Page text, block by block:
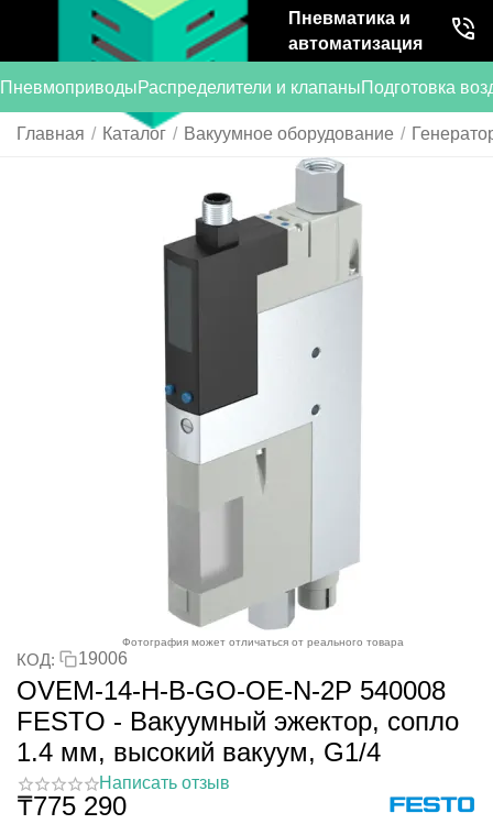
Пневматика и
автоматизация
ПневмоприводыРаспределители и клапаныПодготовка
Главная / Каталог / Вакуумное оборудование /
Фотография может отличаться от реального товара
КОД: 19006
OVEM-14-H-B-GO-OE-N-2P 540008
FESTO - Вакуумный эжектор, сопло
1.4 мм, высокий вакуум, G1/4
Написать отзыв
₸775 290